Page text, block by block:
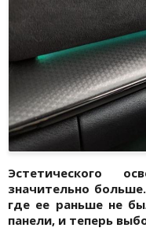
Эстетического
значительно
где ее раньше не
панели, и теперь